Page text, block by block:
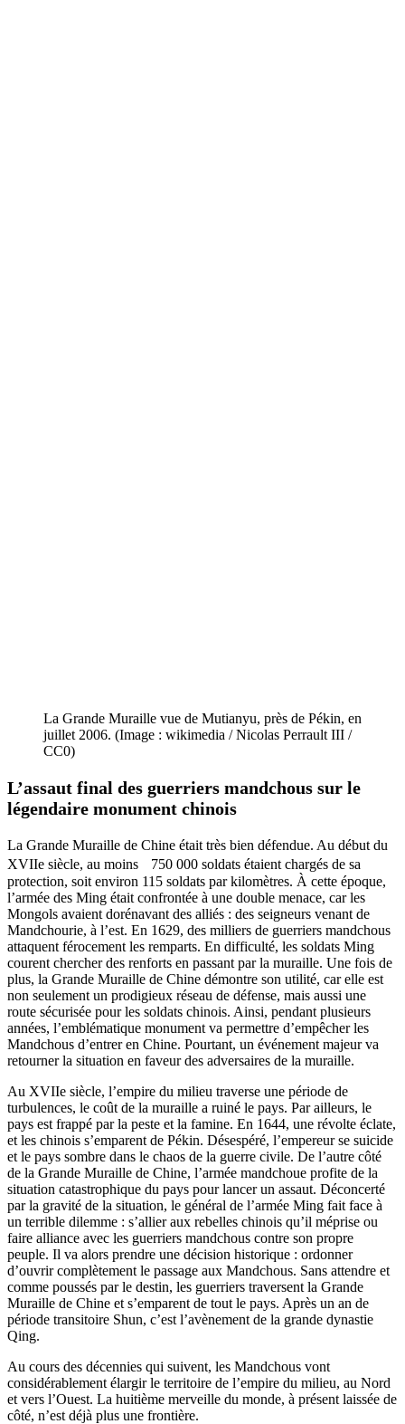
La Grande Muraille vue de Mutianyu, près de Pékin, en
juillet 2006. (Image : wikimedia / Nicolas Perrault III /
CC0)
L’assaut final des guerriers mandchous sur le
légendaire monument chinois
La Grande Muraille de Chine était très bien défendue. Au début du
XVIIe siècle, au moins 750 000 soldats étaient chargés de sa
protection, soit environ 115 soldats par kilomètres. À cette époque,
l’armée des Ming était confrontée à une double menace, car les
Mongols avaient dorénavant des alliés : des seigneurs venant de
Mandchourie, à l’est. En 1629, des milliers de guerriers mandchous
attaquent férocement les remparts. En difficulté, les soldats Ming
courent chercher des renforts en passant par la muraille. Une fois de
plus, la Grande Muraille de Chine démontre son utilité, car elle est
non seulement un prodigieux réseau de défense, mais aussi une
route sécurisée pour les soldats chinois. Ainsi, pendant plusieurs
années, l’emblématique monument va permettre d’empêcher les
Mandchous d’entrer en Chine. Pourtant, un événement majeur va
retourner la situation en faveur des adversaires de la muraille.
Au XVIIe siècle, l’empire du milieu traverse une période de
turbulences, le coût de la muraille a ruiné le pays. Par ailleurs, le
pays est frappé par la peste et la famine. En 1644, une révolte éclate,
et les chinois s’emparent de Pékin. Désespéré, l’empereur se suicide
et le pays sombre dans le chaos de la guerre civile. De l’autre côté
de la Grande Muraille de Chine, l’armée mandchoue profite de la
situation catastrophique du pays pour lancer un assaut. Déconcerté
par la gravité de la situation, le général de l’armée Ming fait face à
un terrible dilemme : s’allier aux rebelles chinois qu’il méprise ou
faire alliance avec les guerriers mandchous contre son propre
peuple. Il va alors prendre une décision historique : ordonner
d’ouvrir complètement le passage aux Mandchous. Sans attendre et
comme poussés par le destin, les guerriers traversent la Grande
Muraille de Chine et s’emparent de tout le pays. Après un an de
période transitoire Shun, c’est l’avènement de la grande dynastie
Qing.
Au cours des décennies qui suivent, les Mandchous vont
considérablement élargir le territoire de l’empire du milieu, au Nord
et vers l’Ouest. La huitième merveille du monde, à présent laissée de
côté, n’est déjà plus une frontière.